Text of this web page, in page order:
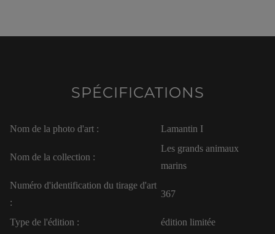
SPÉCIFICATIONS
Nom de la photo d'art : Lamantin I
Nom de la collection :
Les grands animaux
marins
Numéro d'identification du tirage d'art
:
367
Type de l'édition : édition limitée